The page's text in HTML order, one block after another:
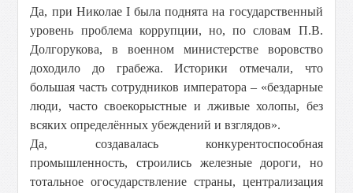
Да, при Николае I была поднята на государственный
уровень проблема коррупции, но, по словам П.В.
Долгорукова, в военном министерстве воровство
доходило до грабежа. Историки отмечали, что
большая часть сотрудников императора – «бездарные
люди, часто своекорыстные и лживые холопы, без
всяких определённых убеждений и взглядов».
Да, создавалась конкурентоспособная
промышленность, строились железные дороги, но
тотальное огосударствление страны, централизация